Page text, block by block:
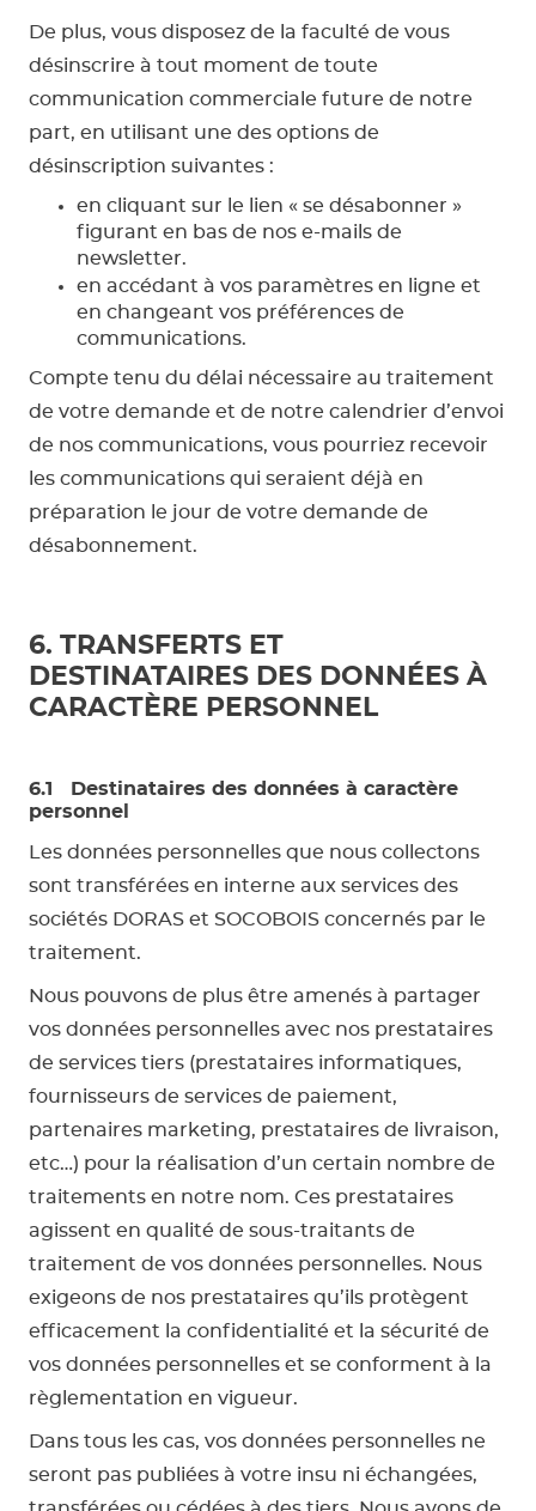
De plus, vous disposez de la faculté de vous
désinscrire à tout moment de toute
communication commerciale future de notre
part, en utilisant une des options de
désinscription suivantes :
en cliquant sur le lien « se désabonner »
figurant en bas de nos e-mails de
newsletter.
en accédant à vos paramètres en ligne et
en changeant vos préférences de
communications.
Compte tenu du délai nécessaire au traitement
de votre demande et de notre calendrier d’envoi
de nos communications, vous pourriez recevoir
les communications qui seraient déjà en
préparation le jour de votre demande de
désabonnement.
6. TRANSFERTS ET
DESTINATAIRES DES DONNÉES À
CARACTÈRE PERSONNEL
6.1 Destinataires des données à caractère
personnel
Les données personnelles que nous collectons
sont transférées en interne aux services des
sociétés DORAS et SOCOBOIS concernés par le
traitement.
Nous pouvons de plus être amenés à partager
vos données personnelles avec nos prestataires
de services tiers (prestataires informatiques,
fournisseurs de services de paiement,
partenaires marketing, prestataires de livraison,
etc…) pour la réalisation d’un certain nombre de
traitements en notre nom. Ces prestataires
agissent en qualité de sous-traitants de
traitement de vos données personnelles. Nous
exigeons de nos prestataires qu’ils protègent
efficacement la confidentialité et la sécurité de
vos données personnelles et se conforment à la
règlementation en vigueur.
Dans tous les cas, vos données personnelles ne
seront pas publiées à votre insu ni échangées,